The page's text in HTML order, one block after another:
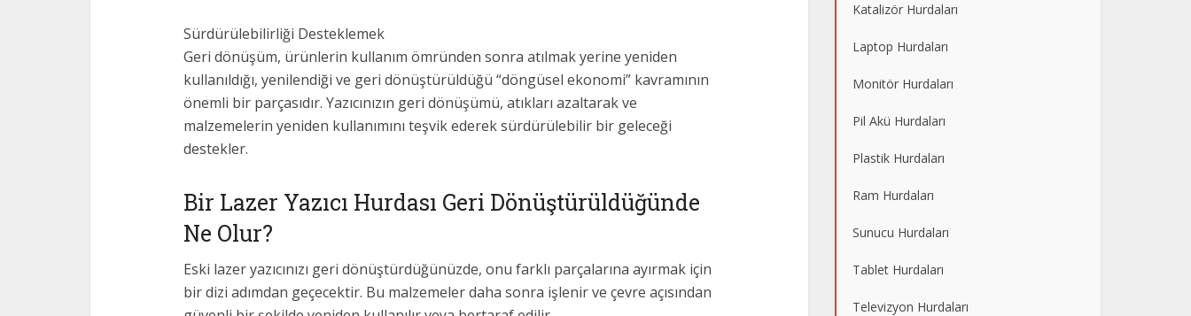
Sürdürülebilirliği Desteklemek
Geri dönüşüm, ürünlerin kullanım ömründen sonra atılmak yerine yeniden
kullanıldığı, yenilendiği ve geri dönüştürüldüğü “döngüsel ekonomi” kavramının
önemli bir parçasıdır. Yazıcınızın geri dönüşümü, atıkları azaltarak ve
malzemelerin yeniden kullanımını teşvik ederek sürdürülebilir bir geleceği
destekler.
Bir Lazer Yazıcı Hurdası Geri Dönüştürüldüğünde
Ne Olur?
Eski lazer yazıcınızı geri dönüştürdüğünüzde, onu farklı parçalarına ayırmak için
bir dizi adımdan geçecektir. Bu malzemeler daha sonra işlenir ve çevre açısından
Katalizör Hurdaları
Laptop Hurdaları
Monitör Hurdaları
Pil Akü Hurdaları
Plastik Hurdaları
Ram Hurdaları
Sunucu Hurdaları
Tablet Hurdaları
Televizyon Hurdaları